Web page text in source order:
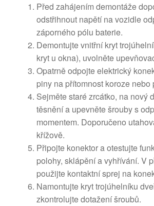
Před zahájením demontáže
odstřihnout napětí na vozidle
záporného pólu baterie.
Demontujte vnitřní kryt
kryt u okna), uvolněte
Opatrně odpojte elektrický
piny na přítomnost koroze nebo
Sejměte staré zrcátko, na nový
těsnění a upevněte šrouby s
momentem. Doporučeno
křížově.
Připojte konektor a otestujte
polohy, sklápění a vyhřívání. V
použijte kontaktní sprej na
Namontujte kryt trojúhelníku
zkontrolujte dotažení šroubů.